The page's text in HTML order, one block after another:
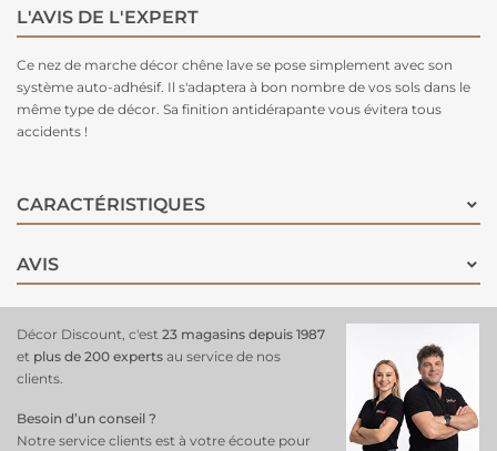
L'AVIS DE L'EXPERT
Ce nez de marche décor chêne lave se pose simplement avec son
système auto-adhésif. Il s'adaptera à bon nombre de vos sols dans le
même type de décor. Sa finition antidérapante vous évitera tous
accidents !
CARACTÉRISTIQUES
AVIS
Décor Discount, c'est 23 magasins depuis 1987
et plus de 200 experts au service de nos
clients.
Besoin d’un conseil ?
Notre service clients est à votre écoute pour